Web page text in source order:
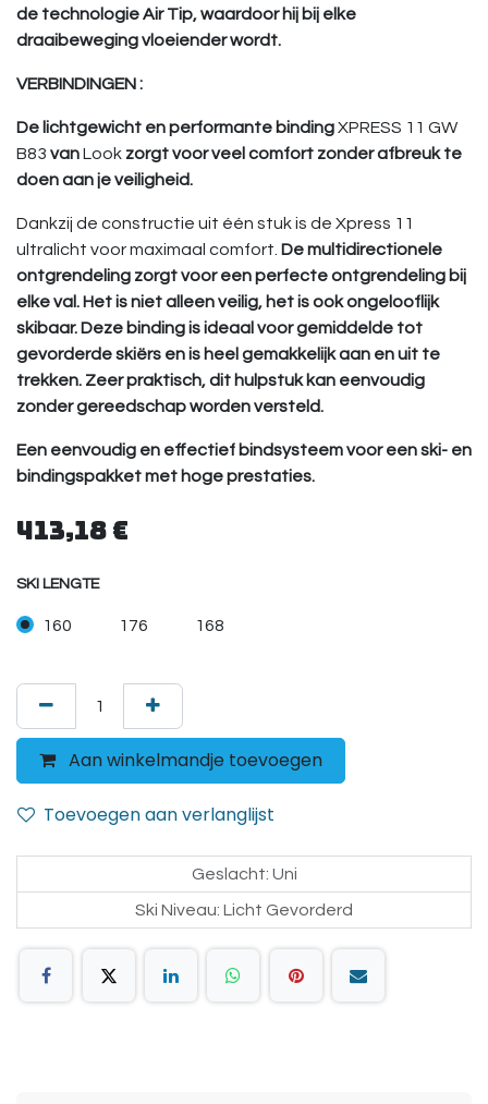
de technologie Air Tip, waardoor hij bij elke
draaibeweging vloeiender wordt.
VERBINDINGEN :
De lichtgewicht en performante bindingXPRESS 11 GW
B83 vanLook zorgt voor veel comfort zonder afbreuk te
doen aan je veiligheid.
Dankzij de constructie uit één stuk is de Xpress 11
ultralicht voor maximaal comfort. De multidirectionele
ontgrendeling zorgt voor een perfecte ontgrendeling bij
elke val. Het is niet alleen veilig, het is ook ongelooflijk
skibaar. Deze binding is ideaal voor gemiddelde tot
gevorderde skiërs en is heel gemakkelijk aan en uit te
trekken. Zeer praktisch, dit hulpstuk kan eenvoudig
zonder gereedschap worden versteld.
Een eenvoudig en effectief bindsysteem voor een ski- en
bindingspakket met hoge prestaties.
413,18€
SKI LENGTE
160 176 168
Aan winkelmandje toevoegen
Toevoegen aan verlanglijst
Geslacht: Uni
Ski Niveau: Licht Gevorderd